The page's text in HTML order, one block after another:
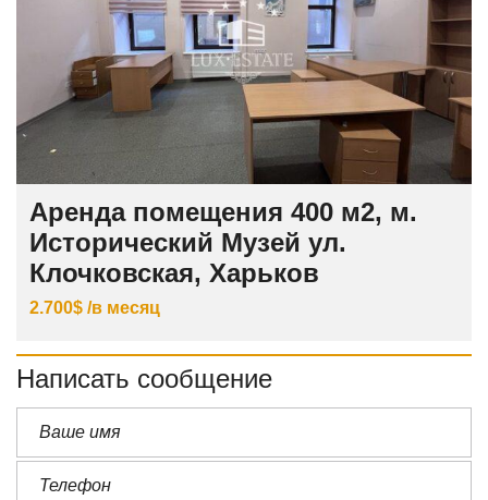
Аренда помещения 400 м2, м.
Исторический Музей ул.
Клочковская, Харьков
2.700$ /в месяц
Написать сообщение